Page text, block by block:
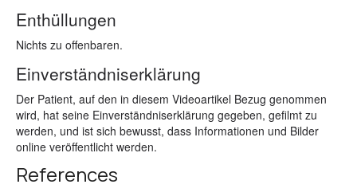
Enthüllungen
Nichts zu offenbaren.
Einverständniserklärung
Der Patient, auf den in diesem Videoartikel Bezug genommen
wird, hat seine Einverständniserklärung gegeben, gefilmt zu
werden, und ist sich bewusst, dass Informationen und Bilder
online veröffentlicht werden.
References